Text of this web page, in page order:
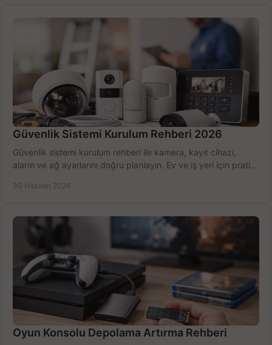
Güvenlik Sistemi Kurulum Rehberi 2026
Güvenlik sistemi kurulum rehberi ile kamera, kayıt cihazı,
alarm ve ağ ayarlarını doğru planlayın. Ev ve iş yeri için pratik
30 Haziran 2026
Oyun Konsolu Depolama Artırma Rehberi